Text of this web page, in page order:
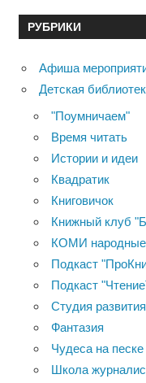
РУБРИКИ
Афиша
Детская
"Поумничаем"
Время читать
Истории и идеи
Квадратик
Книговичок
Книжный клуб
КОМИ народные
Подкаст
Подкаст
Студия
Фантазия
Чудеса на песке
Школа